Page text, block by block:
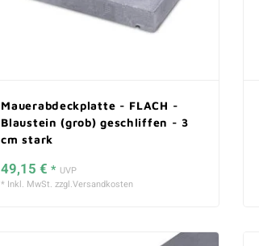
Mauerabdeckplatte - FLACH -
Blaustein (grob) geschliffen - 3
cm stark
49,15 €* UVP
* Inkl. MwSt. zzgl.Versandkosten